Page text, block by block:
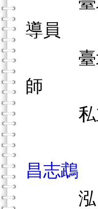
導員
臺北
師
私立
昌志鵡
泓昌